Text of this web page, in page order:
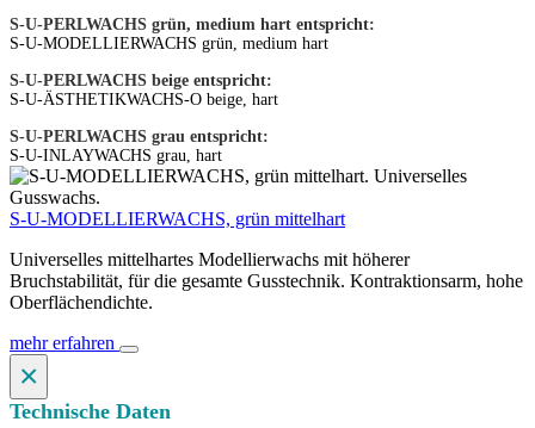
S-U-PERLWACHS grün, medium hart entspricht:
S-U-MODELLIERWACHS grün, medium hart
S-U-PERLWACHS beige entspricht:
S-U-ÄSTHETIKWACHS-O beige, hart
S-U-PERLWACHS grau entspricht:
S-U-INLAYWACHS grau, hart
S-U-MODELLIERWACHS, grün mittelhart
Universelles mittelhartes Modellierwachs mit höherer
Bruchstabilität, für die gesamte Gusstechnik. Kontraktionsarm, hohe
Oberflächendichte.
mehr erfahren
×
Technische Daten